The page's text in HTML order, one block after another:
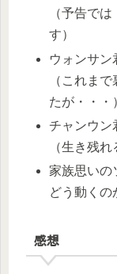
（予告で
す）
ウォンサン
（これま
たが・・・
チャンウン
（生き残
家族思いの
どう動くの
感想